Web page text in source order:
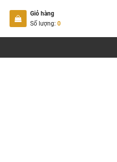
Giỏ hàng
Số lượng: 0